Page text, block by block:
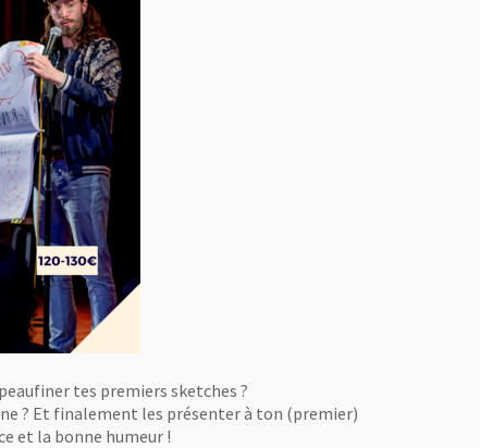
tes premiers sketches ?
? Et finalement les présenter à ton (premier)
et la bonne humeur !